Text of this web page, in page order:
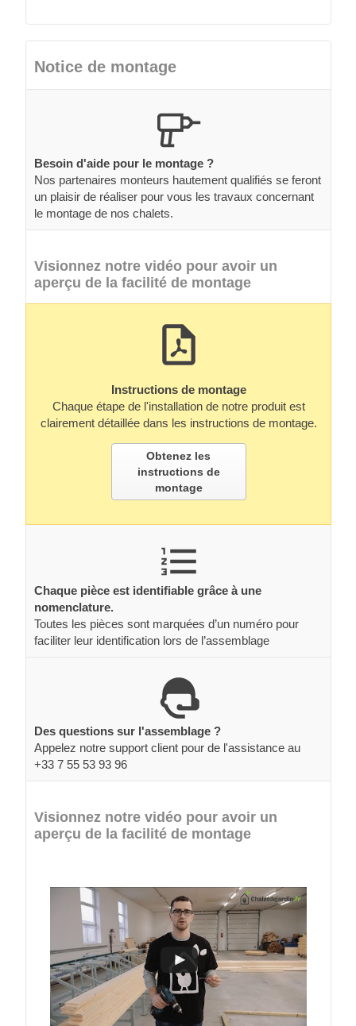
Notice de montage
Besoin d'aide pour le montage ?
Nos partenaires monteurs hautement qualifiés se feront
un plaisir de réaliser pour vous les travaux concernant
le montage de nos chalets.
Visionnez notre vidéo pour avoir un
aperçu de la facilité de montage
Instructions de montage
Chaque étape de l'installation de notre produit est
clairement détaillée dans les instructions de montage.
Obtenez les
instructions de
montage
Chaque pièce est identifiable grâce à une
nomenclature.
Toutes les pièces sont marquées d’un numéro pour
faciliter leur identification lors de l’assemblage
Des questions sur l'assemblage ?
Appelez notre support client pour de l'assistance au
+33 7 55 53 93 96
Visionnez notre vidéo pour avoir un
aperçu de la facilité de montage